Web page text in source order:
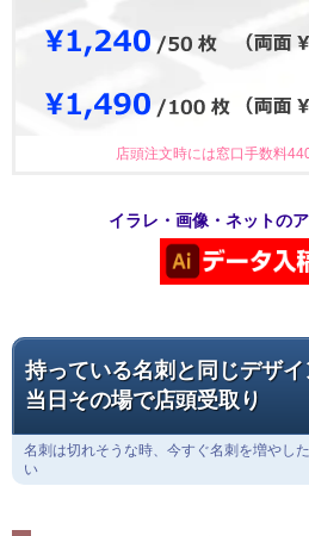
店頭注文時には窓口手数料
イラレ・画像・ネットの
持っている名刺と同じデザイ
当日その場で店頭受取り
名刺は切れそうな時、今すぐ名刺を増やし
い